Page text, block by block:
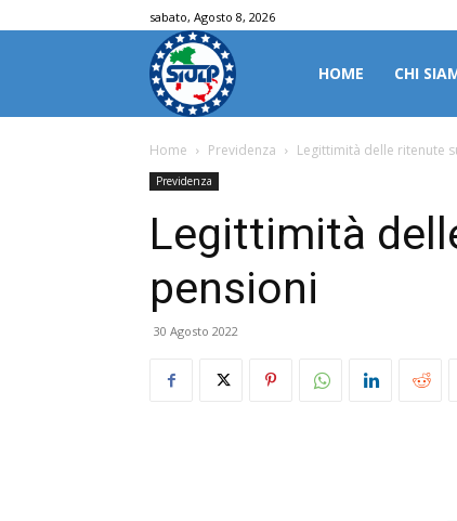
sabato, Agosto 8, 2026
HOME CHI
Home Previdenza Legittimità delle ritenute
Previdenza
Legittimità
pensioni
30 Agosto 2022